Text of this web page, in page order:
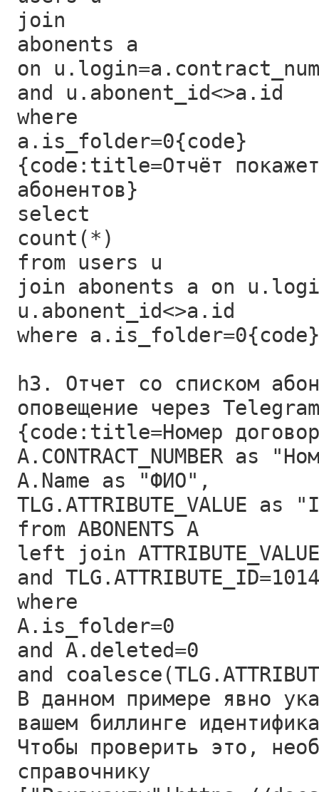
join
abonents a
on
and u.abonent_id<>a.id
where
a.is_folder=0{code}
{code:title=Отчёт покажет
абонентов}
select
count(*)
from users u
join abonents a on
u.abonent_id<>a.id
where a.is_folder=0{code}
h3. Отчет со списком
оповещение через
{code:title=Номер
A.CONTRACT_NUMBER as
A.Name as "ФИО",
TLG.ATTRIBUTE_VALUE as
from ABONENTS A
left join
and TLG.ATTRIBUTE_ID=1014
where
A.is_folder=0
and A.deleted=0
and
В данном примере явно
вашем биллинге
Чтобы проверить это,
справочнику